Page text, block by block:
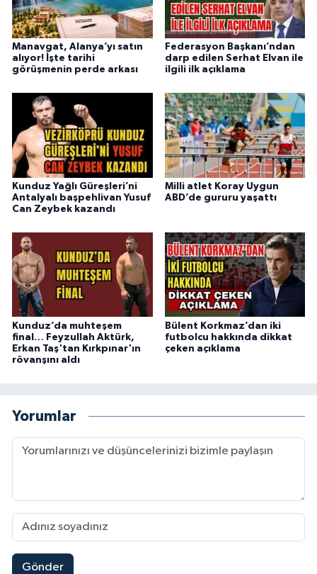
Manavgat, Alanya’yı satın
alıyor! İşte tarihi
görüşmenin perde arkası
Federasyon Başkanı’ndan
darp edilen Serhat Elvan ile
ilgili ilk açıklama
Kunduz Yağlı Güreşleri’ni
Antalyalı başpehlivan Yusuf
Can Zeybek kazandı
Milli atlet Koray Uygun
ABD’de gururu yaşattı
Kunduz’da muhteşem
final… Feyzullah Aktürk,
Erkan Taş'tan Kırkpınar'ın
rövanşını aldı
Bülent Korkmaz’dan iki
futbolcu hakkında dikkat
çeken açıklama
Yorumlar
Gönder